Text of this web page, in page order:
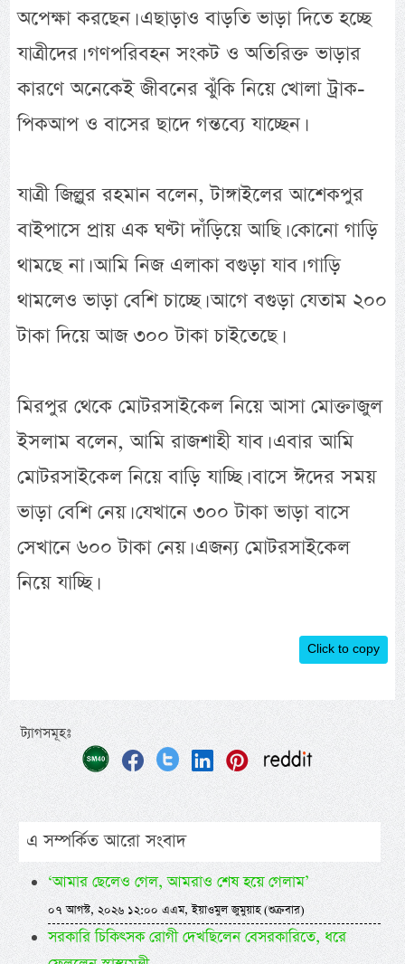
অপেক্ষা করছেন। এছাড়াও বাড়তি ভাড়া দিতে হচ্ছে
যাত্রীদের। গণপরিবহন সংকট ও অতিরিক্ত ভাড়ার
কারণে অনেকেই জীবনের ঝুঁকি নিয়ে খোলা ট্রাক-
পিকআপ ও বাসের ছাদে গন্তব্যে যাচ্ছেন।
যাত্রী জিল্লুর রহমান বলেন, টাঙ্গাইলের আশেকপুর
বাইপাসে প্রায় এক ঘণ্টা দাঁড়িয়ে আছি। কোনো গাড়ি
থামছে না। আমি নিজ এলাকা বগুড়া যাব। গাড়ি
থামলেও ভাড়া বেশি চাচ্ছে। আগে বগুড়া যেতাম ২০০
টাকা দিয়ে আজ ৩০০ টাকা চাইতেছে।
মিরপুর থেকে মোটরসাইকেল নিয়ে আসা মোক্তাজুল
ইসলাম বলেন, আমি রাজশাহী যাব। এবার আমি
মোটরসাইকেল নিয়ে বাড়ি যাচ্ছি। বাসে ঈদের সময়
ভাড়া বেশি নেয়। যেখানে ৩০০ টাকা ভাড়া বাসে
সেখানে ৬০০ টাকা নেয়। এজন্য মোটরসাইকেল
নিয়ে যাচ্ছি।
Click to copy
ট্যাগসমূহঃ
এ সম্পর্কিত আরো সংবাদ
‘আমার ছেলেও গেল, আমরাও শেষ হয়ে গেলাম’
০৭ আগস্ট, ২০২৬ ১২:০০ এএম, ইয়াওমুল জুমুয়াহ (শুক্রবার)
সরকারি চিকিৎসক রোগী দেখছিলেন বেসরকারিতে, ধরে